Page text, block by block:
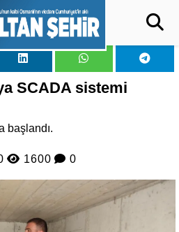
SCADA sistemi
başlandı.
1600 0